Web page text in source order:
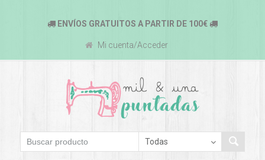
ENVÍOS GRATUITOS A PARTIR DE 100€
Mi cuenta/Acceder